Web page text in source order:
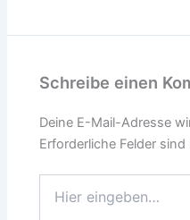
Schreibe einen
Deine E-Mail-Adresse
Erforderliche Felder sind
eingeben…